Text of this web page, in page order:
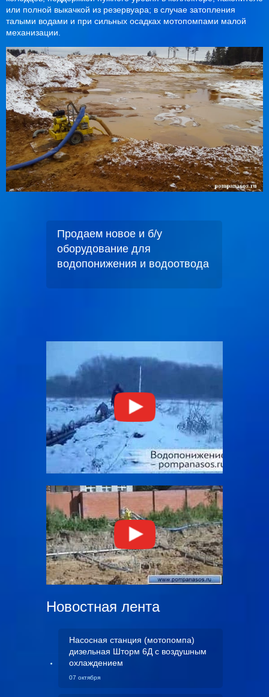
или полной выкачкой из резервуара; в случае затопления
талыми водами и при сильных осадках мотопомпами малой
механизации.
Продаем новое и б/у
оборудование для
водопонижения и водоотвода
Новостная лента
Насосная станция (мотопомпа)
дизельная Шторм 6Д с воздушным
охлаждением
07 октября